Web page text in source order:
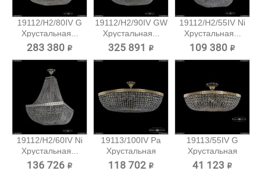
19112/H2/80IV G
Хрустальная...
283 380 ₽
19112/H2/90IV GW
Хрустальная...
325 891 ₽
19112/H2/55IV Ni
Хрустальная...
109 380 ₽
19112/H2/60IV Ni
Хрустальная...
136 726 ₽
19113/100IV Pa
Хрустальная
потолочная...
118 702 ₽
19113/55IV G
Хрустальная
потолочная...
41 123 ₽